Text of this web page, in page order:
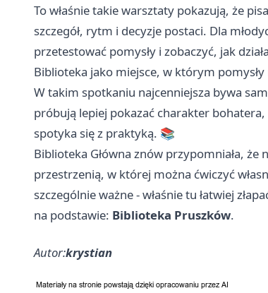
To właśnie takie warsztaty pokazują, że
szczegół, rytm i decyzje postaci. Dla
przetestować pomysły i zobaczyć, jak
Biblioteka jako miejsce, w którym pomysły
W takim spotkaniu najcenniejsza bywa
próbują lepiej pokazać charakter bohatera,
spotyka się z praktyką. 📚
Biblioteka Główna znów przypomniała,
przestrzenią, w której można ćwiczyć
szczególnie ważne - właśnie tu łatwiej
na podstawie: Biblioteka Pruszków.
Autor:krystian